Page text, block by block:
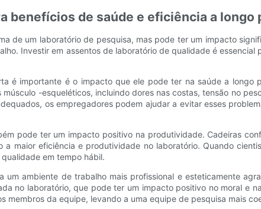
benefícios de saúde e eficiência a longo
de um laboratório de pesquisa, mas pode ter um impacto
Investir em assentos de laboratório de qualidade é essencial
é importante é o impacto que ele pode ter na saúde a longo
-esqueléticos, incluindo dores nas costas, tensão no
os empregadores podem ajudar a evitar esses
pode ter um impacto positivo na produtividade. Cadeiras
maior eficiência e produtividade no laboratório. Quando
em tempo hábil.
ambiente de trabalho mais profissional e esteticamente
no laboratório, que pode ter um impacto positivo no moral e
da equipe, levando a uma equipe de pesquisa mais